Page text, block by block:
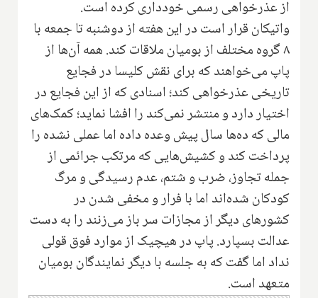
از عذرخواهی رسمی خودداری کرده است.
واتیکان قرار است در این هفته از دوشنبه تا جمعه با
۸ گروه مختلف از بومیان ملاقات کند. همه آن‌ها از
پاپ می‌خواهند که برای نقش کلیسا در فجایع
تاریخی عذرخواهی کند؛ اسنادی که از این فجایع در
اختیار دارد و منتشر نمی‌کند را افشا نماید؛ کمک‌های
مالی که ده‌ها سال پیش وعده داده اما عملی نشده را
پرداخت کند و کشیش‌هایی که مرتکب جرائمی از
جمله تجاوز، ضرب و شتم، عدم رسیدگی و مرگ
کودکان شده‌اند اما با فرار و مخفی شدن در
کشورهای دیگر از مجازات سر باز می‌زنند را به دست
عدالت بسپارد. پاپ در هیچیک از موارد فوق قولی
نداد اما گفت که به جلسه با دیگر نمایندگان بومیان
متعهد است.